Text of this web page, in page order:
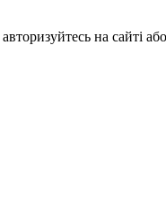
на сайті або